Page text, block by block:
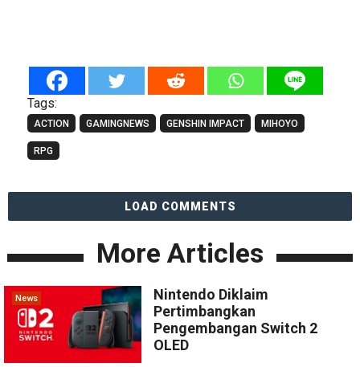
Tags:
ACTION GAMINGNEWS GENSHIN IMPACT MIHOYO
RPG
LOAD COMMENTS
More Articles
News
Nintendo Diklaim
Pertimbangkan
Pengembangan Switch 2
OLED